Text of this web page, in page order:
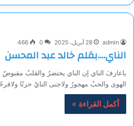
admin 28 أبريل، 2025 0
466
الناي….بقلم خالد عبد المحسن
ياعازفَ الناي إن الناي يحتضرُ والقلبُ مقبوضٌ
الهوى والحبُ مهجورُ ولاجنى النايُ حزنًا
أكمل القراءة »